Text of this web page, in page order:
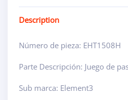
Description
Número de pieza: EHT1508H
Parte Descripción: Juego de
Sub marca: Element3